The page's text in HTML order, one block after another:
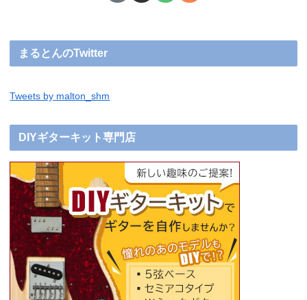
まるとんのTwitter
Tweets by malton_shm
DIYギターキット専門店